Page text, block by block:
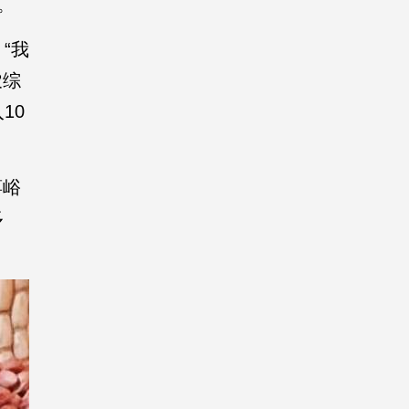
我
10